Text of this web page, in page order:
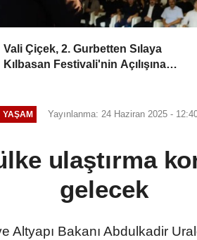
Vali Çiçek, 2. Gurbetten Sılaya
Kılbasan Festivali'nin Açılışına
YAŞAM Yayınlanma: 24 Haziran 2025 -
ulaştırma
gelecek
Altyapı Bakanı Abdulkadir